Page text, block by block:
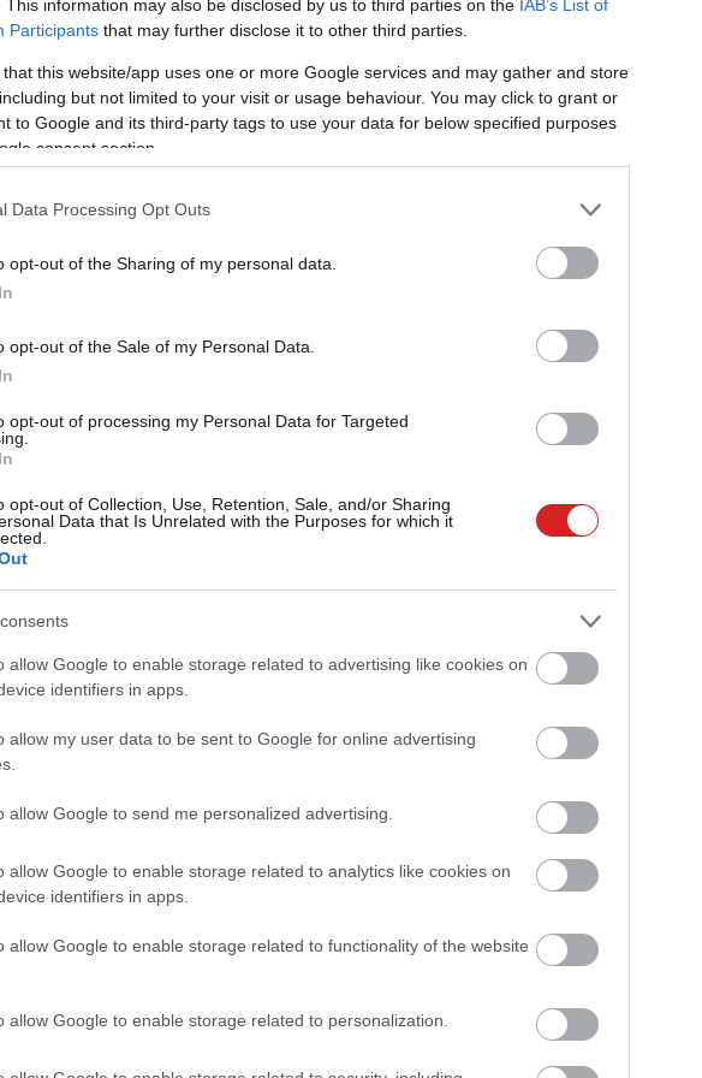
This information may also be disclosed by us to third parties on the IAB’s List of
Participants that may further disclose it to other third parties.
that this website/app uses one or more Google services and may gather and store
but not limited to your visit or usage behaviour. You may click to grant or
to Google and its third-party tags to use your data for below specified purposes
consent section.
Data Processing Opt Outs
opt-out of the Sharing of my personal data.
opt-out of the Sale of my Personal Data.
opt-out of processing my Personal Data for Targeted
opt-out of Collection, Use, Retention, Sale, and/or Sharing
Data that Is Unrelated with the Purposes for which it
allow Google to enable storage related to advertising like cookies on
identifiers in apps.
allow my user data to be sent to Google for online advertising
allow Google to send me personalized advertising.
allow Google to enable storage related to analytics like cookies on
identifiers in apps.
allow Google to enable storage related to functionality of the website
allow Google to enable storage related to personalization.
hogy mostanában ez a szokásosnál is rosszabb
kellett az Nvidia legolcsóbb
kategóriás GPU, és nem úgy néz ki, hogy közkedvelt
ismét erősödik a Windows 11
döntés, az agresszív Copilot és adatgyűjtés, a
erősödött a Windows 11 - méghozzá a Linux
Ausztrália közösségimédia-
20:48
a fiatalok védelme, ám ezt a funkciót egy friss felmérés
ezer aszteroidát fedezett fel a
Obszervatórium
hardverfelmérésein is meglátszik a
a 32 GB memóriával rendelkező konstrukciók aránya.
GS HÍREK